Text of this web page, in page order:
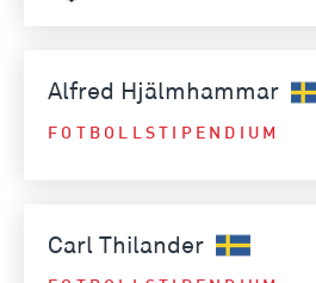
Alfred Hjälmhammar
FOTBOLLSTIPENDIUM
Carl Thilander